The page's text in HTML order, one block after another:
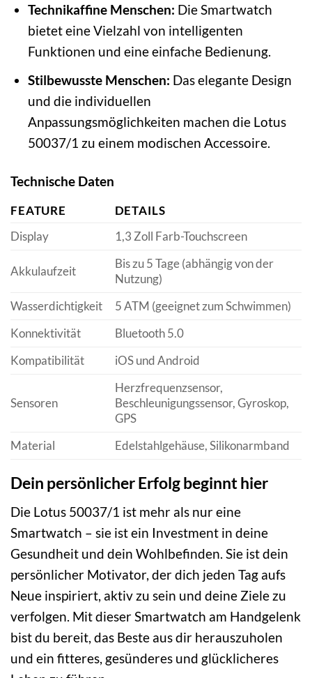
Technikaffine Menschen: Die Smartwatch
bietet eine Vielzahl von intelligenten
Funktionen und eine einfache Bedienung.
Stilbewusste Menschen: Das elegante Design
und die individuellen
Anpassungsmöglichkeiten machen die Lotus
50037/1 zu einem modischen Accessoire.
Technische Daten
FEATURE
DETAILS
Display
1,3 Zoll Farb-Touchscreen
Akkulaufzeit
Bis zu 5 Tage (abhängig von der
Nutzung)
Wasserdichtigkeit
5 ATM (geeignet zum Schwimmen)
Konnektivität
Bluetooth 5.0
Kompatibilität
iOS und Android
Sensoren
Herzfrequenzsensor,
Beschleunigungssensor, Gyroskop,
GPS
Material
Edelstahlgehäuse, Silikonarmband
Dein persönlicher Erfolg beginnt hier
Die Lotus 50037/1 ist mehr als nur eine
Smartwatch – sie ist ein Investment in deine
Gesundheit und dein Wohlbefinden. Sie ist dein
persönlicher Motivator, der dich jeden Tag aufs
Neue inspiriert, aktiv zu sein und deine Ziele zu
verfolgen. Mit dieser Smartwatch am Handgelenk
bist du bereit, das Beste aus dir herauszuholen
und ein fitteres, gesünderes und glücklicheres